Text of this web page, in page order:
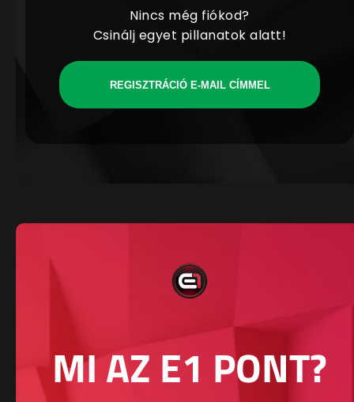
Nincs még fiókod?
Csinálj egyet pillanatok alatt!
REGISZTRÁCIÓ E-MAIL CÍMMEL
MI AZ E1 PONT?